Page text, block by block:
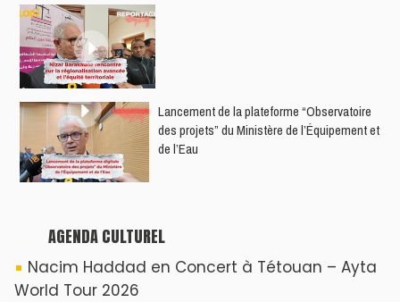
​Lancement de la plateforme “Observatoire
des projets” du Ministère de l’Équipement et
de l’Eau
AGENDA CULTUREL
Nacim Haddad en Concert à Tétouan – Ayta
World Tour 2026